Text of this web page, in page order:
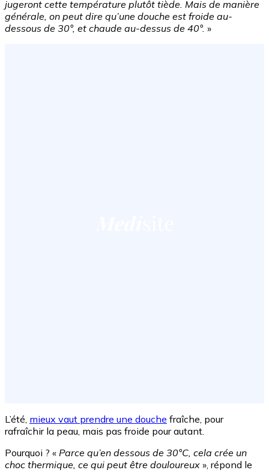
jugeront cette température plutôt tiède. Mais de manière
générale, on peut dire qu’une douche est froide au-
dessous de 30°, et chaude au-dessus de 40°. »
L’été, mieux vaut prendre une douche fraîche, pour
rafraîchir la peau, mais pas froide pour autant.
Pourquoi ? « Parce qu’en dessous de 30°C, cela crée un
choc thermique, ce qui peut être douloureux », répond le